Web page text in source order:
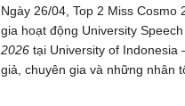
Ngày 26/04, Top 2 Miss Cosmo
gia hoạt động University
2026tại University of Indonesia
giả, chuyên gia và những nhân